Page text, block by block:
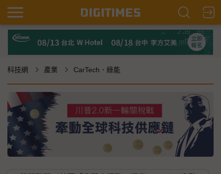
科技網 產業 CarTech．綠能